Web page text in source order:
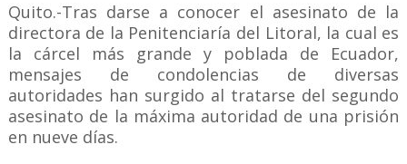
Quito.-Tras darse a conocer el asesinato de la
directora de la Penitenciaría del Litoral, la cual es
la cárcel más grande y poblada de Ecuador,
mensajes de condolencias de diversas
autoridades han surgido al tratarse del segundo
asesinato de la máxima autoridad de una prisión
en nueve días.